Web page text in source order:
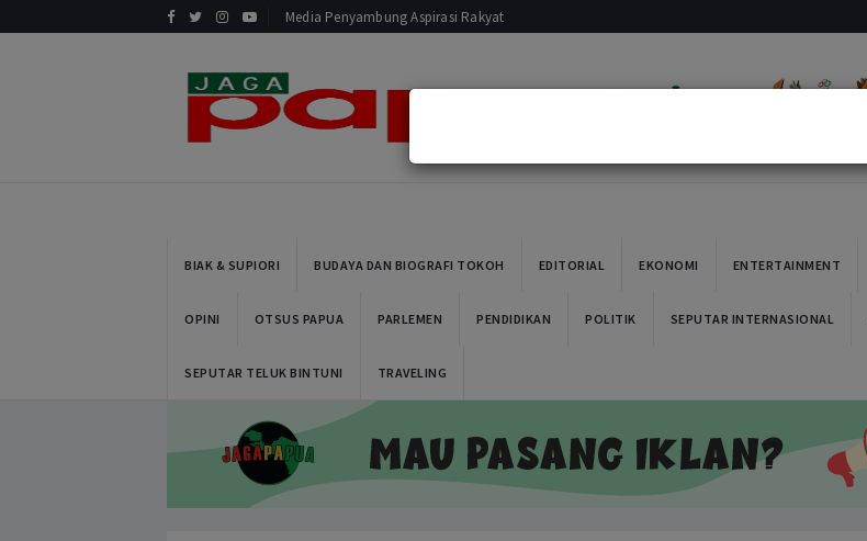
Media Penyambung Aspirasi Rakyat
BIAK & SUPIORI BUDAYA DAN BIOGRAFI TOKOH EDITORIAL EKONOMI ENTERTAINMENT
OPINI OTSUS PAPUA PARLEMEN PENDIDIKAN POLITIK SEPUTAR INTERNASIONAL
SEPUTAR TELUK BINTUNI TRAVELING
Previous